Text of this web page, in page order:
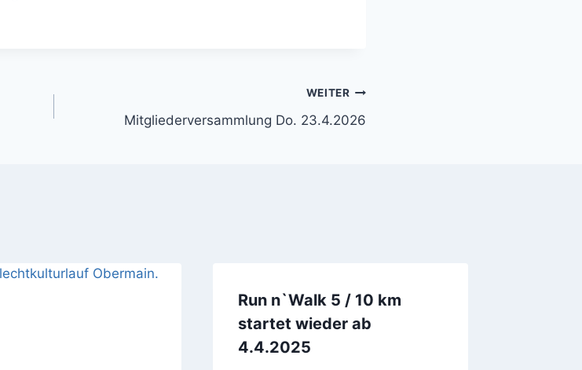
WEITER
Mitgliederversammlung Do. 23.4.2026
Run n`Walk 5 / 10 km
startet wieder ab
4.4.2025